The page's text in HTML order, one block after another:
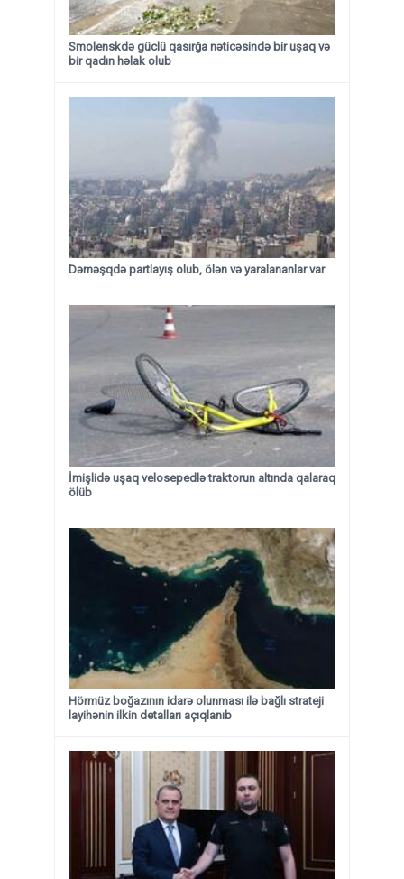
Smolenskdə güclü qasırğa nəticəsində bir uşaq və
bir qadın həlak olub
Dəməşqdə partlayış olub, ölən və yaralananlar var
İmişlidə uşaq velosepedlə traktorun altında qalaraq
ölüb
Hörmüz boğazının idarə olunması ilə bağlı strateji
layihənin ilkin detalları açıqlanıb